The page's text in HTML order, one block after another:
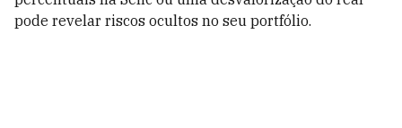
pode revelar riscos ocultos no seu portfólio.